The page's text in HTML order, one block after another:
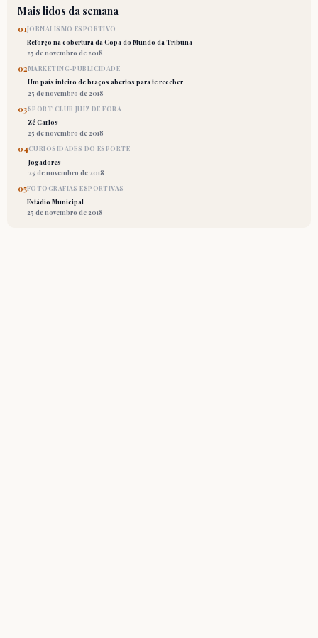
Mais lidos da semana
01JORNALISMO ESPORTIVO
Reforço na cobertura da Copa do Mundo da Tribuna
25 de novembro de 2018
02 MARKETING-PUBLICIDADE
Um país inteiro de braços abertos para te receber
25 de novembro de 2018
03SPORT CLUB JUIZ DE FORA
Zé Carlos
25 de novembro de 2018
04CURIOSIDADES DO ESPORTE
Jogadores
25 de novembro de 2018
05FOTOGRAFIAS ESPORTIVAS
Estádio Municipal
25 de novembro de 2018